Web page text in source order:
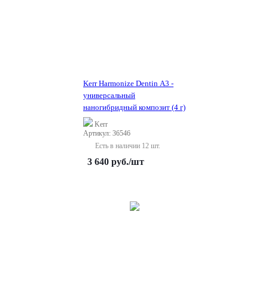
Kerr Harmonize Dentin A3 -
универсальный
наногибридный композит (4 г)
Kerr
Артикул: 36546
Есть в наличии 12 шт.
3 640 руб./шт